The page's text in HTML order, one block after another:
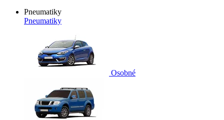
Pneumatiky
Pneumatiky
Osobné